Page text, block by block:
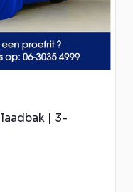
| 3-